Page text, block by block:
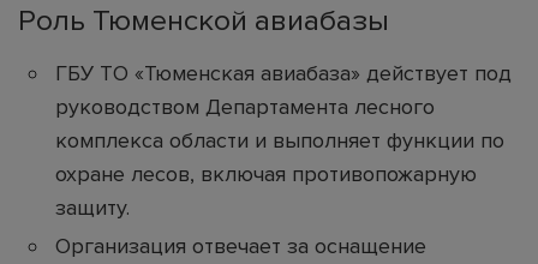
Роль Тюменской авиабазы
ГБУ ТО «Тюменская авиабаза» действует под
руководством Департамента лесного
комплекса области и выполняет функции по
охране лесов, включая противопожарную
защиту.
Организация отвечает за оснащение